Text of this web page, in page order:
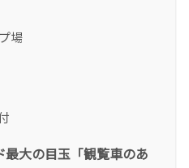
場
大の目玉「観覧車のあ